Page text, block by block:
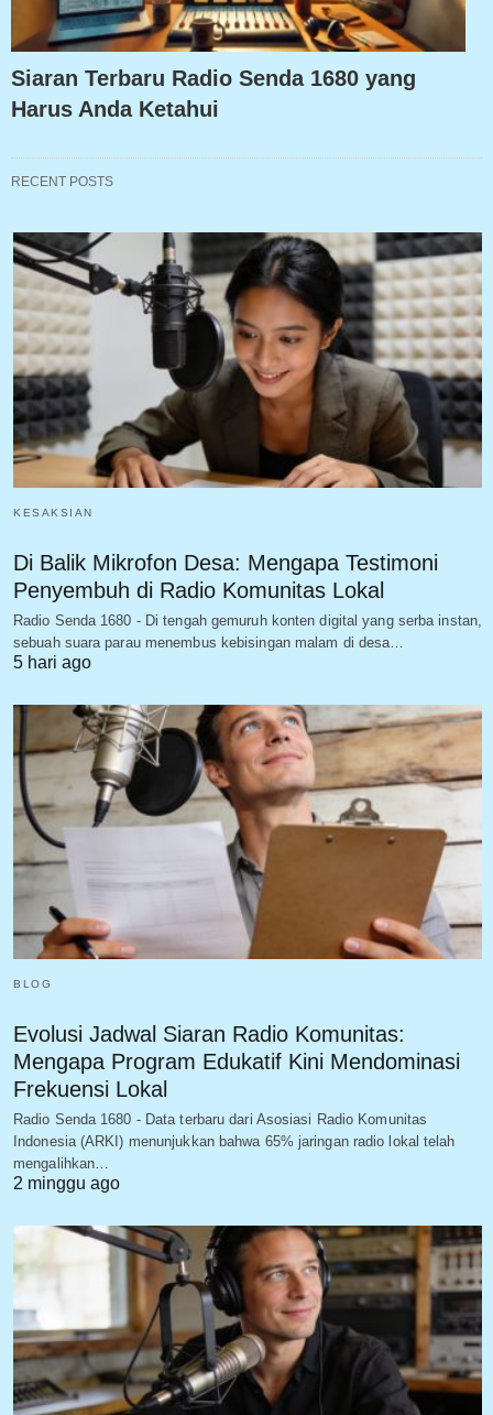
Siaran Terbaru Radio Senda 1680 yang
Harus Anda Ketahui
RECENT POSTS
KESAKSIAN
Di Balik Mikrofon Desa: Mengapa Testimoni
Penyembuh di Radio Komunitas Lokal
Radio Senda 1680 - Di tengah gemuruh konten digital yang serba instan,
sebuah suara parau menembus kebisingan malam di desa…
5 hari ago
BLOG
Evolusi Jadwal Siaran Radio Komunitas:
Mengapa Program Edukatif Kini Mendominasi
Frekuensi Lokal
Radio Senda 1680 - Data terbaru dari Asosiasi Radio Komunitas
Indonesia (ARKI) menunjukkan bahwa 65% jaringan radio lokal telah
mengalihkan…
2 minggu ago